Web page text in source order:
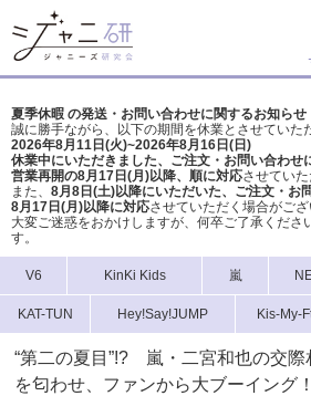
夏季休暇 の発送・お問い合わせに関するお知らせ
誠に勝手ながら、以下の期間を休業とさせていた
2026年8月11日(火)~2026年8月16日(日)
休業中にいただきました、ご注文・お問い合わせ
営業再開の8月17日(月)以降、順に対応させていた
また、 8月8日(土)以降にいただいた、ご注文・ お
8月17日(月)以降に対応させていただく場合がござ
大変ご迷惑をおかけしますが、 何卒ご了承くださ
す。
V6 KinKi Kids 嵐
KAT-TUN Hey!Say!JUMP Kis-My-
“第二の夏目”!? 嵐・二宮和也の交際
を匂わせ、ファンから大ブーイング！